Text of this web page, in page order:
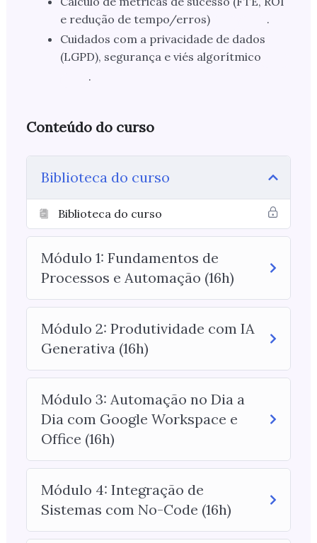
e redução de tempo/erros)
.
Cuidados com a privacidade de dados
(LGPD), segurança e viés algorítmico
.
Conteúdo do curso
Biblioteca do curso
Biblioteca do curso
Módulo 1: Fundamentos de
Processos e Automação (16h)
Módulo 2: Produtividade com IA
Generativa (16h)
Módulo 3: Automação no Dia a
Dia com Google Workspace e
Office (16h)
Módulo 4: Integração de
Sistemas com No-Code (16h)